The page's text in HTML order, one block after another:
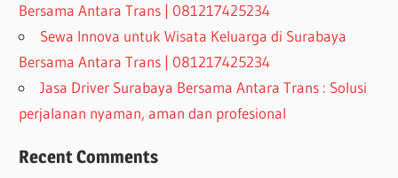
Bersama Antara Trans | 081217425234
Sewa Innova untuk Wisata Keluarga di Surabaya
Bersama Antara Trans | 081217425234
Jasa Driver Surabaya Bersama Antara Trans : Solusi
perjalanan nyaman, aman dan profesional
Recent Comments